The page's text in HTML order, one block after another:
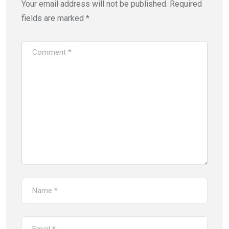
Your email address will not be published. Required
fields are marked *